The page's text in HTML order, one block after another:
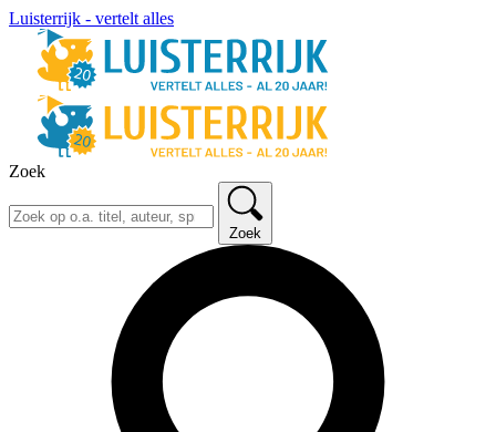
Luisterrijk - vertelt alles
Zoek
Zoek